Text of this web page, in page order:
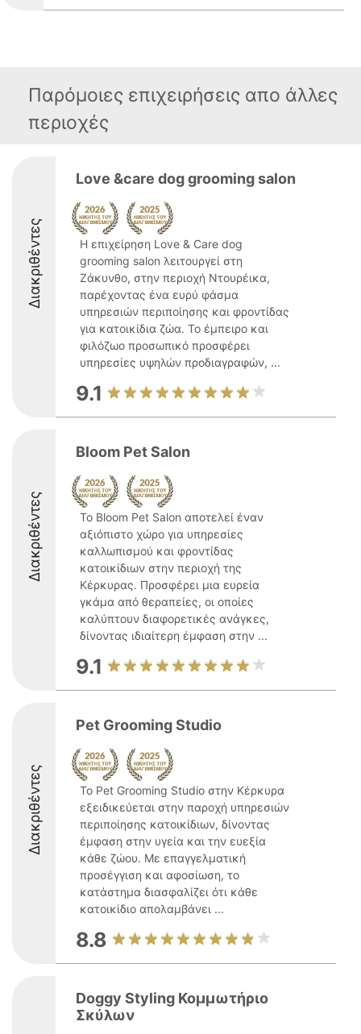
Παρόμοιες επιχειρήσεις απο άλλες
περιοχές
Διακριθέντες
Love &care dog grooming salon
Η επιχείρηση Love & Care dog
grooming salon λειτουργεί στη
Ζάκυνθο, στην περιοχή Ντουρέικα,
παρέχοντας ένα ευρύ φάσμα
υπηρεσιών περιποίησης και φροντίδας
για κατοικίδια ζώα. Το έμπειρο και
φιλόζωο προσωπικό προσφέρει
υπηρεσίες υψηλών προδιαγραφών, ...
9.1
Διακριθέντες
Bloom Pet Salon
Το Bloom Pet Salon αποτελεί έναν
αξιόπιστο χώρο για υπηρεσίες
καλλωπισμού και φροντίδας
κατοικίδιων στην περιοχή της
Κέρκυρας. Προσφέρει μια ευρεία
γκάμα από θεραπείες, οι οποίες
καλύπτουν διαφορετικές ανάγκες,
δίνοντας ιδιαίτερη έμφαση στην ...
9.1
Διακριθέντες
Pet Grooming Studio
Το Pet Grooming Studio στην Κέρκυρα
εξειδικεύεται στην παροχή υπηρεσιών
περιποίησης κατοικίδιων, δίνοντας
έμφαση στην υγεία και την ευεξία
κάθε ζώου. Με επαγγελματική
προσέγγιση και αφοσίωση, το
κατάστημα διασφαλίζει ότι κάθε
κατοικίδιο απολαμβάνει ...
8.8
Doggy Styling Κομμωτήριο
Σκύλων